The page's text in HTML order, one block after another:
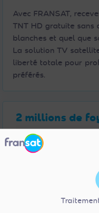
Avec FRANSAT,
TNT HD gratuite sans
blanches et quel que
La solution TV
liberté totale pour
préférés.
2 millions de
FRANSAT c’est 2 M
métropolitaine dont
collectif. Il ne tient